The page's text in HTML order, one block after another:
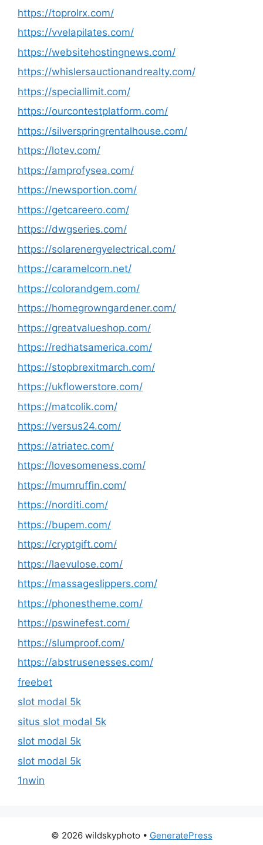
https://toprolrx.com/
https://vvelapilates.com/
https://websitehostingnews.com/
https://whislersauctionandrealty.com/
https://speciallimit.com/
https://ourcontestplatform.com/
https://silverspringrentalhouse.com/
https://lotev.com/
https://amprofysea.com/
https://newsportion.com/
https://getcareero.com/
https://dwgseries.com/
https://solarenergyelectrical.com/
https://caramelcorn.net/
https://colorandgem.com/
https://homegrowngardener.com/
https://greatvalueshop.com/
https://redhatsamerica.com/
https://stopbrexitmarch.com/
https://ukflowerstore.com/
https://matcolik.com/
https://versus24.com/
https://atriatec.com/
https://lovesomeness.com/
https://mumruffin.com/
https://norditi.com/
https://bupem.com/
https://cryptgift.com/
https://laevulose.com/
https://massageslippers.com/
https://phonestheme.com/
https://pswinefest.com/
https://slumproof.com/
https://abstrusenesses.com/
freebet
slot modal 5k
situs slot modal 5k
slot modal 5k
slot modal 5k
1nwin
© 2026 wildskyphoto • GeneratePress